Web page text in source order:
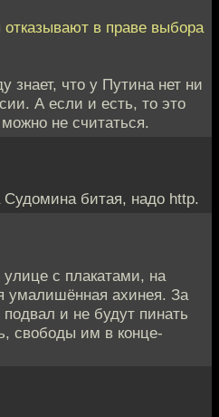
в праве выбора
знает, что у Путина нет ни
А если и есть, то это
не считаться.
битая, надо http.
с плакатами, на
умалишённая ахинея. За
и не будут пинать
свободы им в конце-